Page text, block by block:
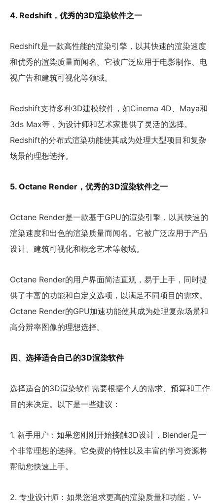
4. Redshift，优秀的3D渲染软件之一
Redshift是一款高性能的渲染引擎，以其快速的渲染速度
和优秀的渲染质量而闻名。它被广泛应用于电影制作、电
视广告和建筑可视化等领域。
Redshift支持多种3D建模软件，如Cinema 4D、Maya和
3ds Max等，为设计师和艺术家提供了灵活的选择。
Redshift的分布式渲染功能使其成为处理大型项目和复杂
场景的理想选择。
5. Octane Render，优秀的3D渲染软件之一
Octane Render是一款基于GPU的渲染引擎，以其快速的
渲染速度和出色的渲染质量而闻名。它被广泛应用于产品
设计、建筑可视化和概念艺术等领域。
Octane Render的用户界面简洁直观，易于上手，同时提
供了丰富的功能和自定义选项，以满足不同项目的需求。
Octane Render的GPU加速功能使其成为处理复杂场景和
高分辨率图像的理想选择。
四、选择适合自己的3D渲染软件
选择适合的3D渲染软件需要根据个人的需求、预算和工作
目的来决定。以下是一些建议：
1. 新手用户：如果您刚刚开始接触3D设计，Blender是一
个非常理想的选择。它免费的特性以及丰富的学习资源将
帮助您快速上手。
2. 专业设计师：如果您追求更高的渲染质量和功能，V-